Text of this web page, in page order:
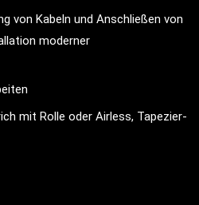
von Kabeln und Anschließen von
moderner
mit Rolle oder Airless, Tapezier-